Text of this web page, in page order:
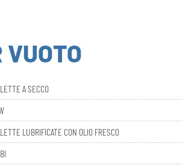
VUOTO
A SECCO
LUBRIFICATE CON OLIO FRESCO